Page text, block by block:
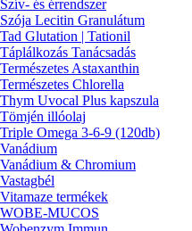
Szív- és érrendszer
Szója Lecitin Granulátum
Tad Glutation | Tationil
Táplálkozás Tanácsadás
Természetes Astaxanthin
Természetes Chlorella
Thym Uvocal Plus kapszula
Tömjén illóolaj
Triple Omega 3-6-9 (120db)
Vanádium
Vanádium & Chromium
Vastagbél
Vitamaze termékek
WOBE-MUCOS